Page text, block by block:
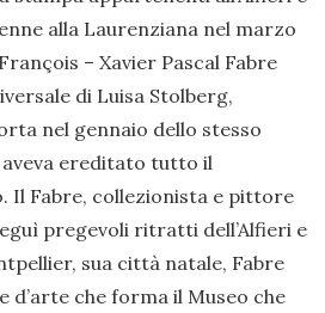
alla Laurenziana nel marzo
– Xavier Pascal Fabre
di Luisa Stolberg,
nel gennaio dello stesso
aveva ereditato tutto il
Il Fabre, collezionista e pittore
pregevoli ritratti dell’Alfieri e
sua città natale, Fabre
d’arte che forma il Museo che